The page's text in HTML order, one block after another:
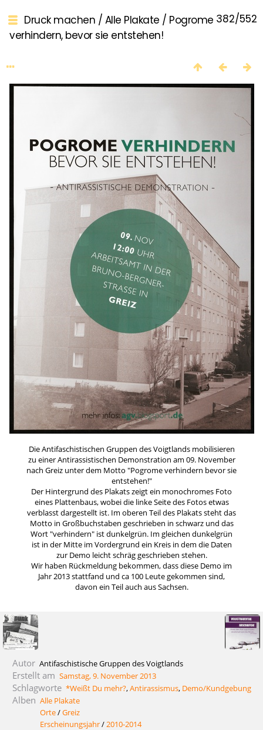
382/552
Druck machen / Alle Plakate / Pogrome
verhindern, bevor sie entstehen!
Die Antifaschistischen Gruppen des Voigtlands mobilisieren
zu einer Antirassistischen Demonstration am 09. November
nach Greiz unter dem Motto "Pogrome verhindern bevor sie
entstehen!"
Der Hintergrund des Plakats zeigt ein monochromes Foto
eines Plattenbaus, wobei die linke Seite des Fotos etwas
verblasst dargestellt ist. Im oberen Teil des Plakats steht das
Motto in Großbuchstaben geschrieben in schwarz und das
Wort "verhindern" ist dunkelgrün. Im gleichen dunkelgrün
ist in der Mitte im Vordergrund ein Kreis in dem die Daten
zur Demo leicht schräg geschrieben stehen.
Wir haben Rückmeldung bekommen, dass diese Demo im
Jahr 2013 stattfand und ca 100 Leute gekommen sind,
davon ein Teil auch aus Sachsen.
Autor Antifaschistische Gruppen des Voigtlands
Erstellt am Samstag, 9. November 2013
Schlagworte *Weißt Du mehr?,Antirassismus, Demo/Kundgebung
Alben Alle Plakate
Orte/Greiz
Erscheinungsjahr/2010-2014